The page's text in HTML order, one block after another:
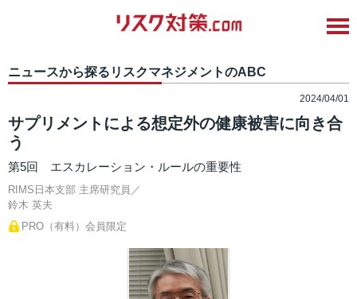
ニュースから探るリスクマネジメントのABC
2024/04/01
サプリメントによる想定外の健康被害に向き合
う
第5回 エスカレーション・ルールの重要性
RIMS日本支部 主席研究員／
鈴木 英夫
PRO（有料）会員限定